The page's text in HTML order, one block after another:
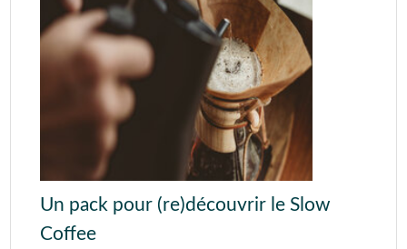
Un pack pour (re)découvrir le Slow
Coffee